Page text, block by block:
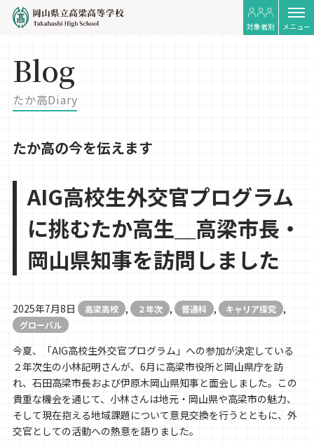
対象者別 メニュー
Blog
たか高Diary
たか高の今を伝えます
AIG高校生外交官プログラム
に挑むたか高生＿高梁市長・
岡山県知事を訪問しました
2025年7月8日 高梁高校 , ２年次 , 普通科 , キャリア探究 ,
グローバル
今夏、「AIG高校生外交官プログラム」への参加が決定している
２年次生の小林記明さんが、6月に高梁市役所と岡山県庁を訪
れ、石田高梁市長および伊原木岡山県知事と面会しました。この
貴重な機会を通じて、小林さんは地元・岡山県や高梁市の魅力、
そして現在抱える地域課題について意見交換を行うとともに、外
交官としての活動への熱意を語りました。